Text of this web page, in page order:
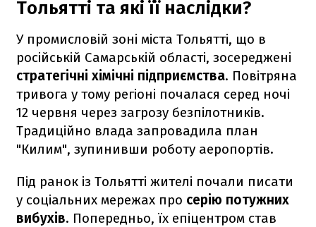
Тольятті та які її наслідки?
У промисловій зоні міста Тольятті, що в
російській Самарській області, зосереджені
стратегічні хімічні підприємства. Повітряна
тривога у тому регіоні почалася серед ночі
12 червня через загрозу безпілотників.
Традиційно влада запровадила план
"Килим", зупинивши роботу аеропортів.
Під ранок із Тольятті жителі почали писати
у соціальних мережах про серію потужних
вибухів. Попередньо, їх епіцентром став